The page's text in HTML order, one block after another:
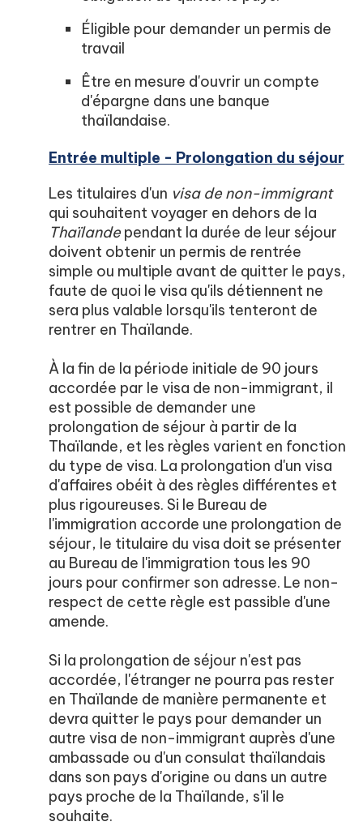
Éligible pour demander un permis de
travail
Être en mesure d'ouvrir un compte
d'épargne dans une banque
thaïlandaise.
Entrée multiple - Prolongation du séjour
Les titulaires d'un visa de non-immigrant
qui souhaitent voyager en dehors de la
Thaïlande pendant la durée de leur séjour
doivent obtenir un permis de rentrée
simple ou multiple avant de quitter le pays,
faute de quoi le visa qu'ils détiennent ne
sera plus valable lorsqu'ils tenteront de
rentrer en Thaïlande.
À la fin de la période initiale de 90 jours
accordée par le visa de non-immigrant, il
est possible de demander une
prolongation de séjour à partir de la
Thaïlande, et les règles varient en fonction
du type de visa. La prolongation d'un visa
d'affaires obéit à des règles différentes et
plus rigoureuses. Si le Bureau de
l'immigration accorde une prolongation de
séjour, le titulaire du visa doit se présenter
au Bureau de l'immigration tous les 90
jours pour confirmer son adresse. Le non-
respect de cette règle est passible d'une
amende.
Si la prolongation de séjour n'est pas
accordée, l'étranger ne pourra pas rester
en Thaïlande de manière permanente et
devra quitter le pays pour demander un
autre visa de non-immigrant auprès d'une
ambassade ou d'un consulat thaïlandais
dans son pays d'origine ou dans un autre
pays proche de la Thaïlande, s'il le
souhaite.